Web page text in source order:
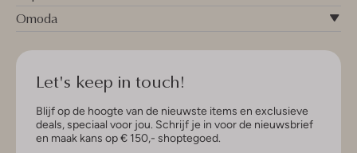
Omoda
Let's keep in touch!
Blijf op de hoogte van de nieuwste items en exclusieve
deals, speciaal voor jou. Schrijf je in voor de nieuwsbrief
en maak kans op € 150,- shoptegoed.